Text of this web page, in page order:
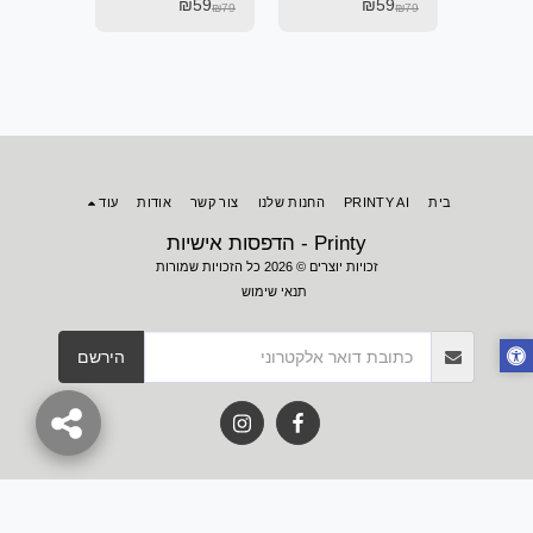
כיתוב
₪79
₪59
לי..₪79
₪59
Printy - הדפסות אישיות
זכויות יוצרים © 2026 כל הזכויות שמורות
תנאי שימוש
בית PRINTY AI החנות שלנו צור קשר אודות עוד
הירשם